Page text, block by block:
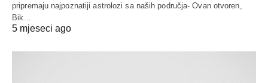
pripremaju najpoznatiji astrolozi sa naših područja- Ovan otvoren,
Bik…
5 mjeseci ago